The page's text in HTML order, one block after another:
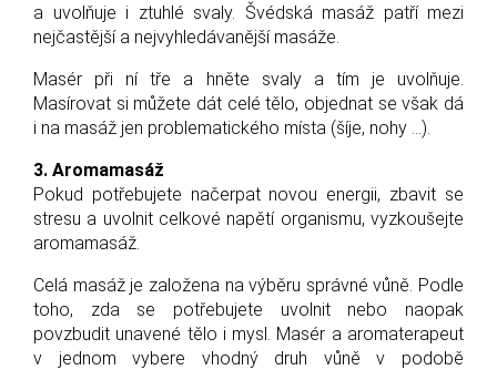
a uvolňuje i ztuhlé svaly. Švédská masáž patří mezi
nejčastější a nejvyhledávanější masáže.
Masér při ní tře a hněte svaly a tím je uvolňuje.
Masírovat si můžete dát celé tělo, objednat se však dá
i na masáž jen problematického místa (šíje, nohy ...).
3. Aromamasáž
Pokud potřebujete načerpat novou energii, zbavit se
stresu a uvolnit celkové napětí organismu, vyzkoušejte
aromamasáž.
Celá masáž je založena na výběru správné vůně. Podle
toho, zda se potřebujete uvolnit nebo naopak
povzbudit unavené tělo i mysl. Masér a aromaterapeut
v jednom vybere vhodný druh vůně v podobě